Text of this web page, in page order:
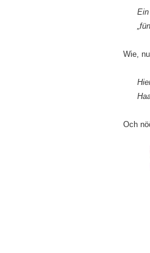
Ein
Wie,
Och